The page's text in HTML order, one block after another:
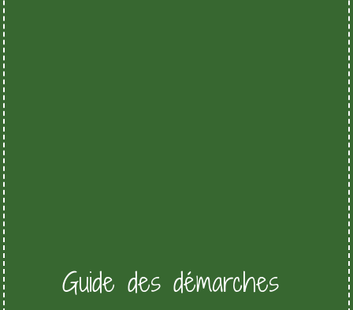
Guide des démarches